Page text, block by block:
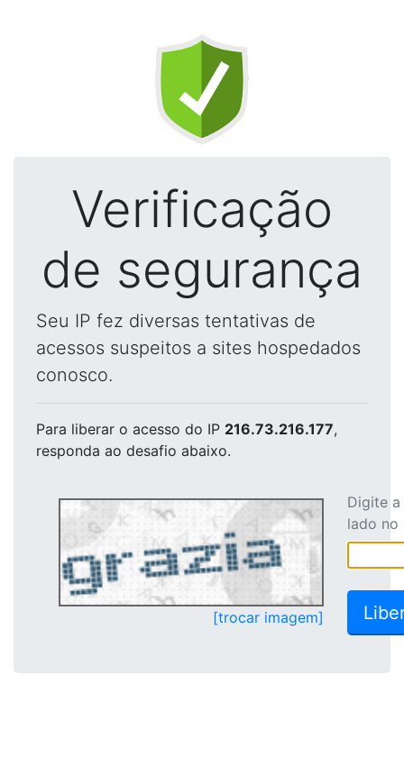
Verificação
de segurança
Seu IP fez diversas tentativas de
acessos suspeitos a sites hospedados
conosco.
Para liberar o acesso do IP 216.73.216.177,
responda ao desafio abaixo.
[trocar imagem]
Digite
lado no